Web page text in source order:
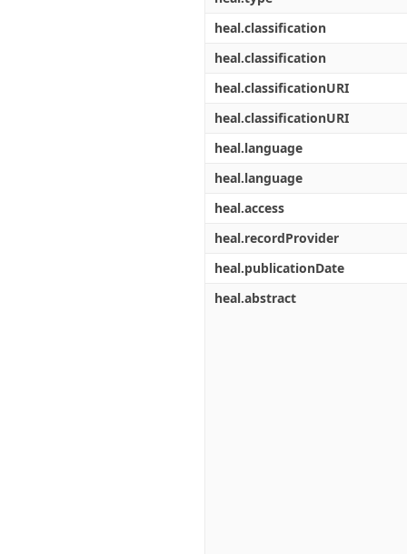
heal.classification
heal.classification
heal.classificationURI
heal.classificationURI
heal.language
heal.language
heal.access
heal.recordProvider
heal.publicationDate
heal.abstract